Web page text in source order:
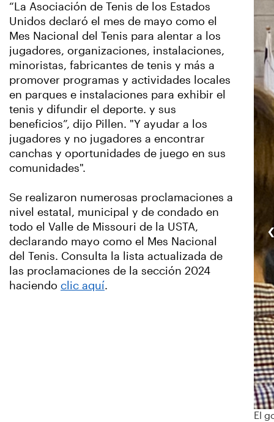
“La Asociación de Tenis de los Estados
Unidos declaró el mes de mayo como el
Mes Nacional del Tenis para alentar a los
jugadores, organizaciones, instalaciones,
minoristas, fabricantes de tenis y más a
promover programas y actividades locales
en parques e instalaciones para exhibir el
tenis y difundir el deporte. y sus
beneficios”, dijo Pillen. "Y ayudar a los
jugadores y no jugadores a encontrar
canchas y oportunidades de juego en sus
comunidades".
Se realizaron numerosas proclamaciones a
nivel estatal, municipal y de condado en
todo el Valle de Missouri de la USTA,
declarando mayo como el Mes Nacional
del Tenis. Consulta la lista actualizada de
las proclamaciones de la sección 2024
haciendo clic aquí.
El